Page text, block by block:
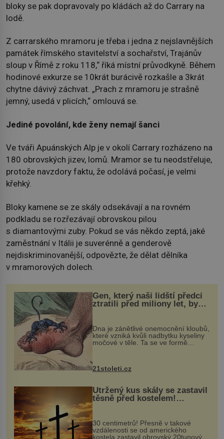
bloky se pak dopravovaly po kládách až do Carrary na
lodě.
Z carrarského mramoru je třeba i jedna z nejslavnějších
památek římského stavitelství a sochařství, Trajánův
sloup v Římě z roku 118,“ říká místní průvodkyně. Během
hodinové exkurze se 10krát burácivě rozkašle a 3krát
chytne dávivý záchvat. „Prach z mramoru je strašně
jemný, usedá v plicích,“ omlouvá se.
Jediné povolání, kde ženy nemají šanci
Ve tváři Apuánských Alp je v okolí Carrary rozházeno na
180 obrovských jizev, lomů. Mramor se tu neodstřeluje,
protože navzdory faktu, že odolává počasí, je velmi
křehký.
Bloky kamene se ze skály odsekávají a na rovném
podkladu se rozřezávají obrovskou pilou
s diamantovými zuby. Pokud se vás někdo zeptá, jaké
zaměstnání v Itálii je suverénně a genderově
nejdiskriminovanější, odpovězte, že dělat dělníka
v mramorových dolech.
Gen, který naši lidští předci
ztratili před miliony let, by
mohl pomoci s léčbou
„nemoci králů“
Dna je zánětlivé onemocnění kloubů,
které vzniká kvůli nadbytku kyseliny
močové v těle. Ta se ve formě
nohou, a způsobuje bole...
21stoleti.cz
Utržený kus skály se zastavil
těsně před kostelem!
Ochránila ho boží síla?
30 centimetrů! Přesně v takové
vzdálenosti se od amerického
kostela zastavil obrovský 20tunový